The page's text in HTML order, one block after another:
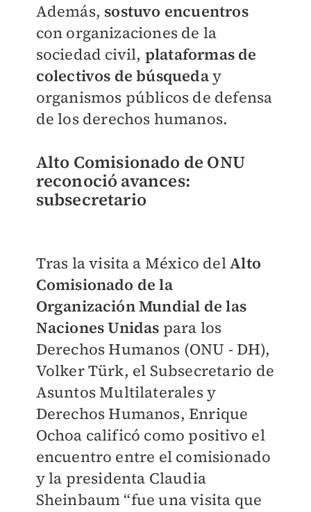
Además, sostuvo encuentros
con organizaciones de la
sociedad civil, plataformas de
colectivos de búsqueday
organismos públicos de defensa
de los derechos humanos.
Alto Comisionado de ONU
reconoció avances:
subsecretario
Tras la visita a México delAlto
Comisionado de la
Organización Mundial de las
Naciones Unidas para los
Derechos Humanos (ONU - DH),
Volker Türk, el Subsecretario de
Asuntos Multilaterales y
Derechos Humanos, Enrique
Ochoa calificó como positivo el
encuentro entre el comisionado
y la presidenta Claudia
Sheinbaum “fue una visita que